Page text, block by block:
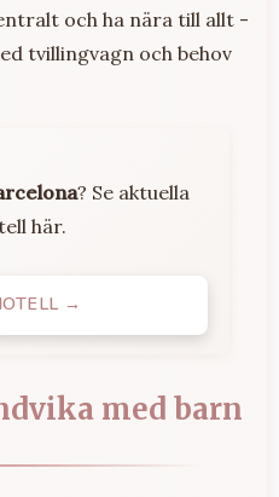
och ha nära till allt -
tvillingvagn och behov
? Se aktuella
här.
→
med barn